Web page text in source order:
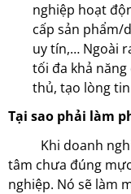
nghiệp hoạt
cấp sản phẩm/
uy tín,… Ngoài
tối đa khả
thủ, tạo lòng
Tại sao phải làm
Khi doanh
tâm chưa đúng
nghiệp. Nó sẽ làm